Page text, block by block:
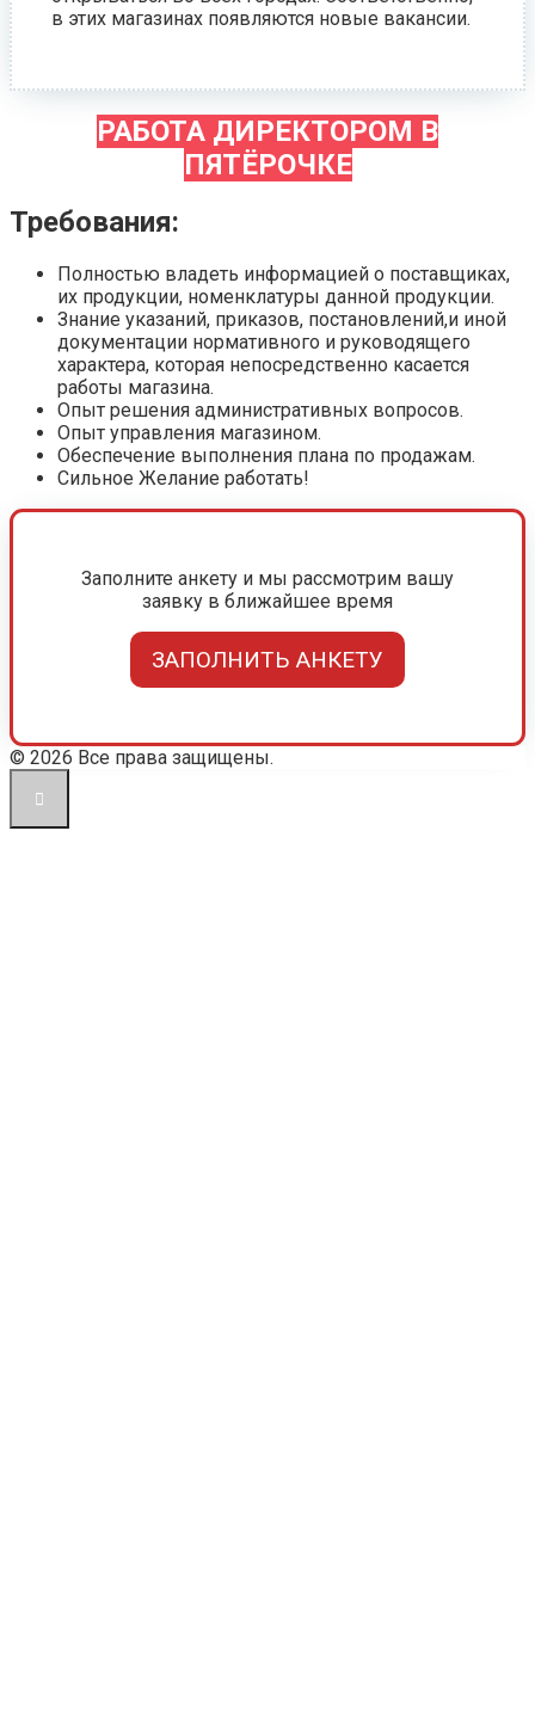
в этих магазинах появляются новые вакансии.
РАБОТА ДИРЕКТОРОМ В
ПЯТЁРОЧКЕ
Требования:
Полностью владеть информацией о поставщиках,
их продукции, номенклатуры данной продукции.
Знание указаний, приказов, постановлений,и иной
документации нормативного и руководящего
характера, которая непосредственно касается
работы магазина.
Опыт решения административных вопросов.
Опыт управления магазином.
Обеспечение выполнения плана по продажам.
Сильное Желание работать!
Заполните анкету и мы рассмотрим вашу
заявку в ближайшее время
ЗАПОЛНИТЬ АНКЕТУ
© 2026 Все права защищены.